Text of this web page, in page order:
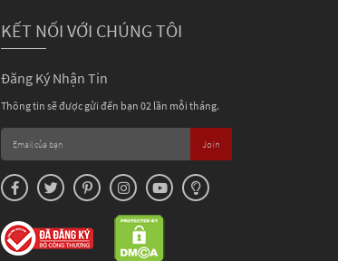
KẾT NỐI VỚI CHÚNG TÔI
Đăng Ký Nhận Tin
Thông tin sẽ được gửi đến bạn 02 lần mỗi tháng.
Join